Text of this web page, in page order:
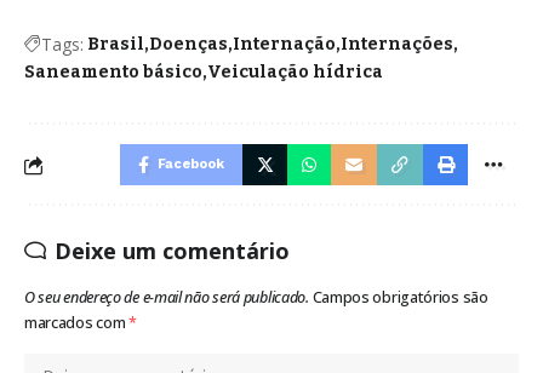
Tags: Brasil Doenças Internação Internações
Saneamento básico Veiculação hídrica
Facebook
Deixe um comentário
O seu endereço de e-mail não será publicado. Campos obrigatórios são
marcados com*